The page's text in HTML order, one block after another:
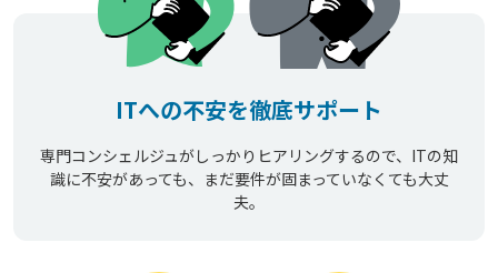
ITへの不安を徹底サポート
専門コンシェルジュがしっかりヒアリングするので、ITの知
識に不安があっても、まだ要件が固まっていなくても大丈
夫。